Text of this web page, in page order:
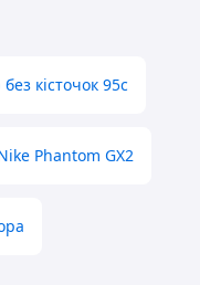
кісточок 95с
Phantom GX2